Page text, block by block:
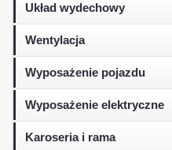
Układ wydechowy
Wentylacja
Wyposażenie pojazdu
Wyposażenie elektryczne
Karoseria i rama